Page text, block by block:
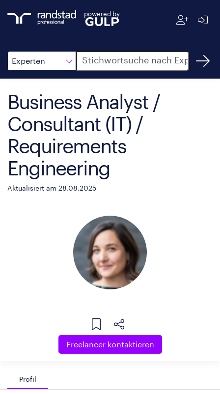
powered by
Experten
Suche
Business Analyst /
Consultant (IT) /
Requirements
Engineering
Aktualisiert am 28.08.2025
Freelancer kontaktieren
Profil